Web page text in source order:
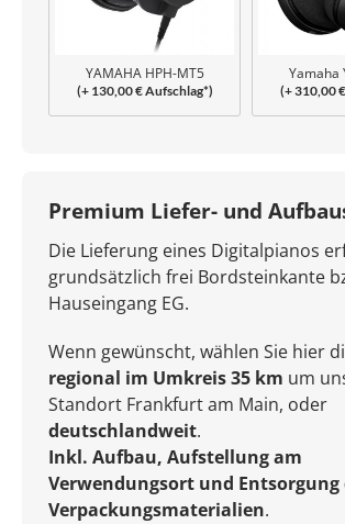
YAMAHA HPH-MT5
Kopfhörer
(+ 130,00 € Aufschlag*)
Yamaha
(+ 310,00
Premium Liefer- und
Die Lieferung eines Digitalpianos
grundsätzlich frei Bordsteinkante
Hauseingang EG.
Wenn gewünscht, wählen Sie hier
regional im Umkreis 35 km um
Standort Frankfurt am Main, oder
deutschlandweit.
Inkl. Aufbau, Aufstellung am
Verwendungsort und Entsorgung
Verpackungsmaterialien.